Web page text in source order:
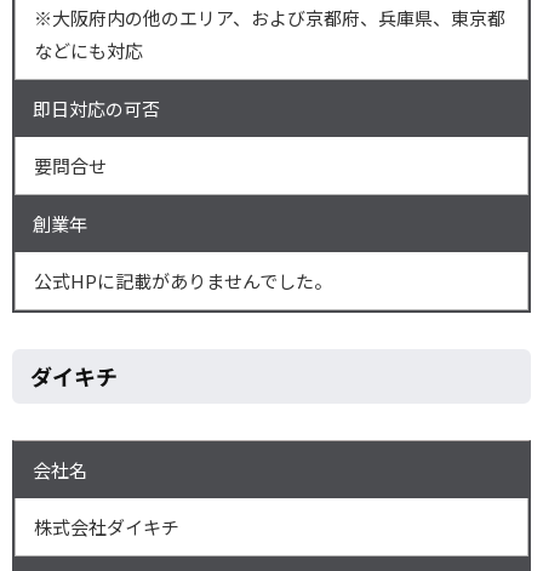
※大阪府内の他のエリア、および京都府、兵庫県、東京都
などにも対応
即日対応の可否
要問合せ
創業年
公式HPに記載がありませんでした。
ダイキチ
会社名
株式会社ダイキチ